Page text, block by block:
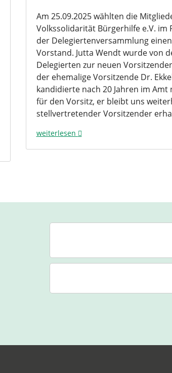
Am 25.09.2025 wählten die
Volkssolidarität Bürgerhilfe e.V. im
der Delegiertenversammlung
Vorstand. Jutta Wendt wurde von
Delegierten zur neuen
der ehemalige Vorsitzende Dr.
kandidierte nach 20 Jahren im
für den Vorsitz, er bleibt uns
stellvertretender Vorsitzender
weiterlesen